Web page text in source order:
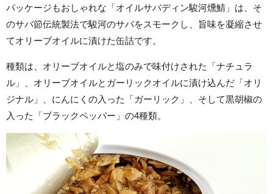
パッケージもおしゃれな「オイルサバディン駿河燻鯖」は、そ
のサバ節伝統製法で駿河のサバをスモークし、旨味を凝縮させ
てオリーブオイルに漬けた缶詰です。
種類は、オリーブオイルと塩のみで味付けされた「ナチュラ
ル」、オリーブオイルとガーリックオイルに漬け込んだ「オリ
ジナル」、にんにくの入った「ガーリック」、そして黒胡椒の
入った「ブラックペッパー」の4種類。